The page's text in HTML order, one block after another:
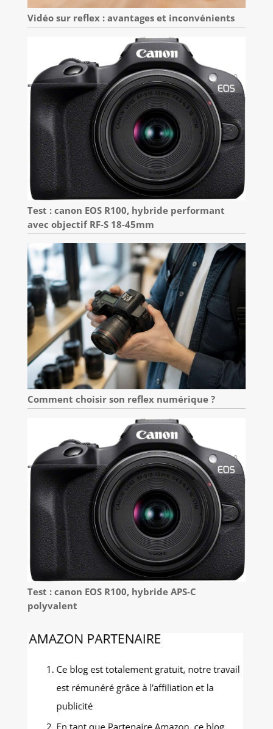
Vidéo sur reflex : avantages et inconvénients
Test : canon EOS R100, hybride performant
avec objectif RF-S 18-45mm
Comment choisir son reflex numérique ?
Test : canon EOS R100, hybride APS-C
polyvalent